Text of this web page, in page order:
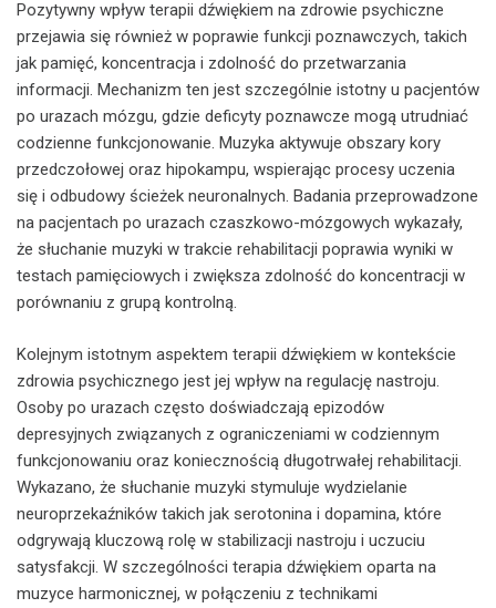
Pozytywny wpływ terapii dźwiękiem na zdrowie psychiczne
przejawia się również w poprawie funkcji poznawczych, takich
jak pamięć, koncentracja i zdolność do przetwarzania
informacji. Mechanizm ten jest szczególnie istotny u pacjentów
po urazach mózgu, gdzie deficyty poznawcze mogą utrudniać
codzienne funkcjonowanie. Muzyka aktywuje obszary kory
przedczołowej oraz hipokampu, wspierając procesy uczenia
się i odbudowy ścieżek neuronalnych. Badania przeprowadzone
na pacjentach po urazach czaszkowo-mózgowych wykazały,
że słuchanie muzyki w trakcie rehabilitacji poprawia wyniki w
testach pamięciowych i zwiększa zdolność do koncentracji w
porównaniu z grupą kontrolną.
Kolejnym istotnym aspektem terapii dźwiękiem w kontekście
zdrowia psychicznego jest jej wpływ na regulację nastroju.
Osoby po urazach często doświadczają epizodów
depresyjnych związanych z ograniczeniami w codziennym
funkcjonowaniu oraz koniecznością długotrwałej rehabilitacji.
Wykazano, że słuchanie muzyki stymuluje wydzielanie
neuroprzekaźników takich jak serotonina i dopamina, które
odgrywają kluczową rolę w stabilizacji nastroju i uczuciu
satysfakcji. W szczególności terapia dźwiękiem oparta na
muzyce harmonicznej, w połączeniu z technikami